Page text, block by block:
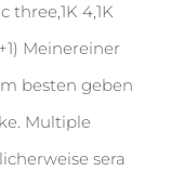
4,1K
Meinereiner
besten geben
Multiple
sera